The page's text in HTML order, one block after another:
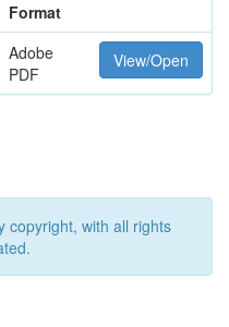
Format
Adobe
PDF
View/Open
copyright, with all rights